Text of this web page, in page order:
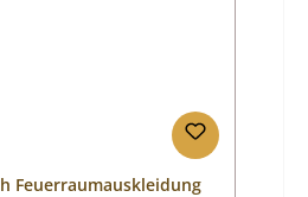
Feuerraumauskleidung